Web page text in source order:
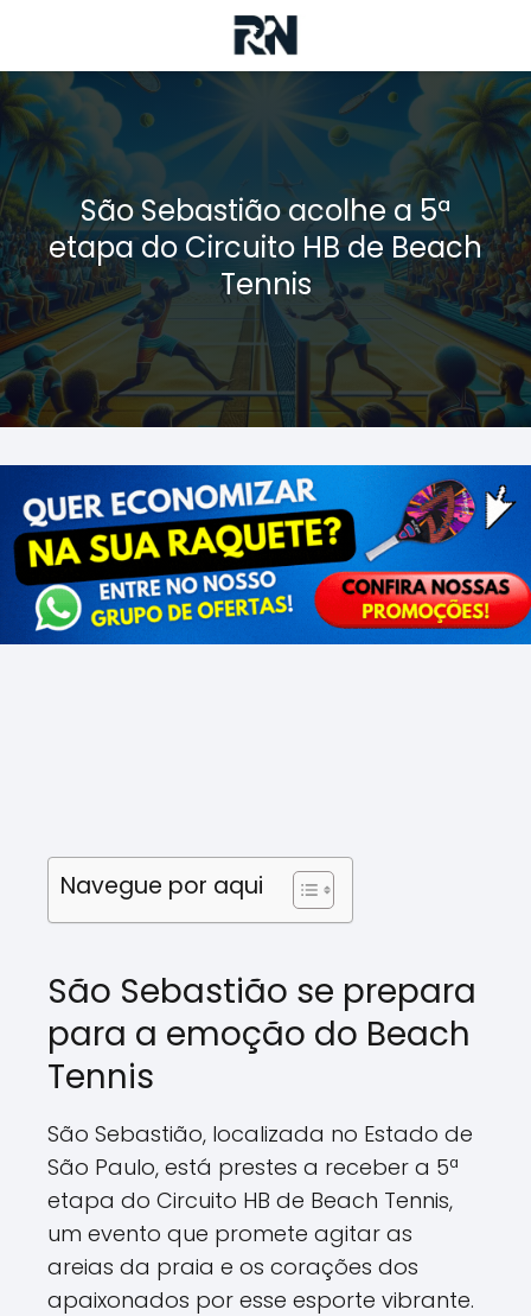
São Sebastião acolhe a 5ª
etapa do Circuito HB de Beach
Tennis
Navegue por aqui
São Sebastião se prepara
para a emoção do Beach
Tennis
São Sebastião, localizada no Estado de
São Paulo, está prestes a receber a 5ª
etapa do Circuito HB de Beach Tennis,
um evento que promete agitar as
areias da praia e os corações dos
apaixonados por esse esporte vibrante.